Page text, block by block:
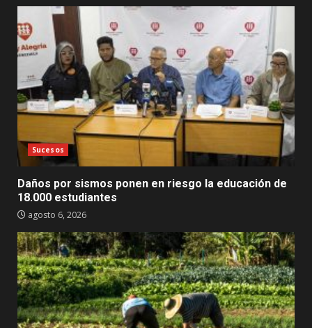
Sucesos
Daños por sismos ponen en riesgo la educación de
18.000 estudiantes
agosto 6, 2026